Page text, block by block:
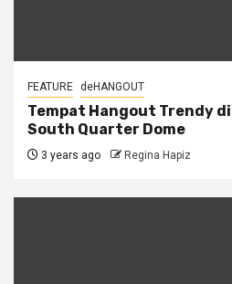
FEATURE deHANGOUT
Tempat Hangout Trendy
South Quarter Dome
3 years ago Regina Hapiz